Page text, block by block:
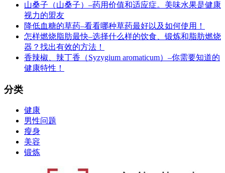
山桑子（山桑子）–药用价值和适应症。美味水果是健康
视力的盟友
降低血糖的草药–看看哪种草药最好以及如何使用！
怎样燃烧脂肪最快–选择什么样的饮食、锻炼和脂肪燃烧
器？找出有效的方法！
香辣椒、辣丁香（Syzygium aromaticum）–你需要知道的
健康特性！
分类
健康
男性问题
瘦身
美容
锻炼